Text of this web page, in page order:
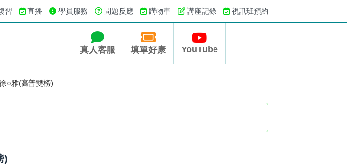
習 直播 學員服務 問題反應 購物車 講座記錄 視訊班預約
真人客服 填單好康 YouTube
○雅(高普雙榜)
)